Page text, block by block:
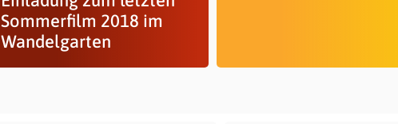
Sommerfilm 2018 im
Wandelgarten